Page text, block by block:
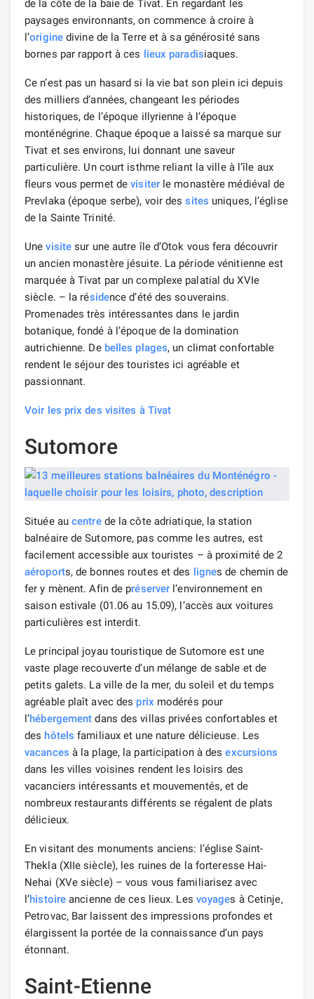
de la côte de la baie de Tivat. En regardant les
paysages environnants, on commence à croire à
l’originedivine de la Terre et à sa générosité sans
bornes par rapport à ces lieux paradisiaques.
Ce n’est pas un hasard si la vie bat son plein ici depuis
des milliers d’années, changeant les périodes
historiques, de l’époque illyrienne à l’époque
monténégrine. Chaque époque a laissé sa marque sur
Tivat et ses environs, lui donnant une saveur
particulière. Un court isthme reliant la ville à l’île aux
fleurs vous permet devisiterle monastère médiéval de
Prevlaka (époque serbe), voir dessites uniques, l’église
de la Sainte Trinité.
Unevisite sur une autre île d’Otok vous fera découvrir
un ancien monastère jésuite. La période vénitienne est
marquée à Tivat par un complexe palatial du XVIe
siècle. – la résidence d’été des souverains.
Promenades très intéressantes dans le jardin
botanique, fondé à l’époque de la domination
autrichienne. De belles plages, un climat confortable
rendent le séjour des touristes ici agréable et
passionnant.
Voir les prix des visites à Tivat
Sutomore
Située au centrede la côte adriatique, la station
balnéaire de Sutomore, pas comme les autres, est
facilement accessible aux touristes – à proximité de 2
aéroports, de bonnes routes et des lignes de chemin de
fer y mènent. Afin de préserver l’environnement en
saison estivale (01.06 au 15.09), l’accès aux voitures
particulières est interdit.
Le principal joyau touristique de Sutomore est une
vaste plage recouverte d’un mélange de sable et de
petits galets. La ville de la mer, du soleil et du temps
agréable plaît avec des prix modérés pour
l’hébergement dans des villas privées confortables et
des hôtels familiaux et une nature délicieuse. Les
vacances à la plage, la participation à desexcursions
dans les villes voisines rendent les loisirs des
vacanciers intéressants et mouvementés, et de
nombreux restaurants différents se régalent de plats
délicieux.
En visitant des monuments anciens: l’église Saint-
Thekla (XIIe siècle), les ruines de la forteresse Hai-
Nehai (XVe siècle) – vous vous familiarisez avec
l’histoire ancienne de ces lieux. Les voyages à Cetinje,
Petrovac, Bar laissent des impressions profondes et
élargissent la portée de la connaissance d’un pays
étonnant.
Saint-Etienne